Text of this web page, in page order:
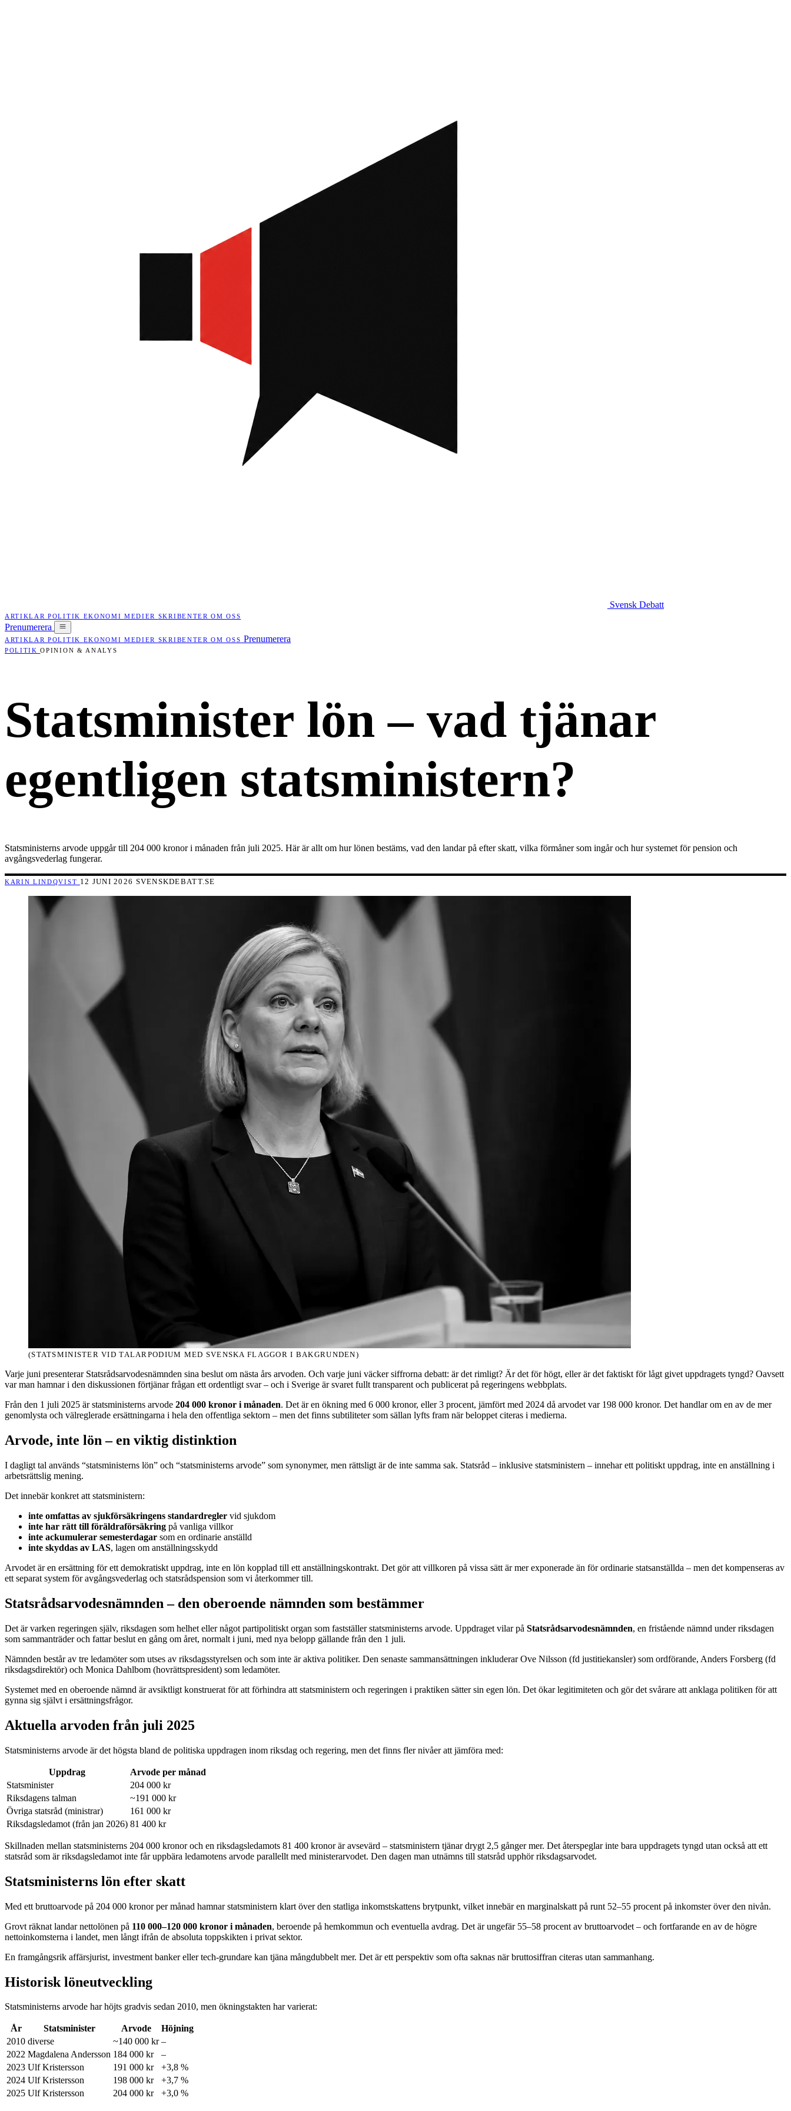
Svensk Debatt
ARTIKLARPOLITIK EKONOMIMEDIER SKRIBENTEROM OSS
Prenumerera
ARTIKLARPOLITIK EKONOMIMEDIER SKRIBENTEROM OSS Prenumerera
POLITIKOPINION & ANALYS
Statsminister lön – vad tjänar
egentligen statsministern?
Statsministerns arvode uppgår till 204 000 kronor i månaden från juli 2025. Här är allt om hur lönen bestäms, vad den landar på efter skatt, vilka förmåner som ingår och hur systemet för pension och
avgångsvederlag fungerar.
KARIN LINDQVIST 12 JUNI 2026 SVENSKDEBATT.SE
(STATSMINISTER VID TALARPODIUM MED SVENSKA FLAGGOR I BAKGRUNDEN)
Varje juni presenterar Statsrådsarvodesnämnden sina beslut om nästa års arvoden. Och varje juni väcker siffrorna debatt: är det rimligt? Är det för högt, eller är det faktiskt för lågt givet uppdragets tyngd? Oavsett
var man hamnar i den diskussionen förtjänar frågan ett ordentligt svar – och i Sverige är svaret fullt transparent och publicerat på regeringens webbplats.
Från den 1 juli 2025 är statsministerns arvode 204 000 kronor i månaden. Det är en ökning med 6 000 kronor, eller 3 procent, jämfört med 2024 då arvodet var 198 000 kronor. Det handlar om en av de mer
genomlysta och välreglerade ersättningarna i hela den offentliga sektorn – men det finns subtiliteter som sällan lyfts fram när beloppet citeras i medierna.
Arvode, inte lön – en viktig distinktion
I dagligt tal används “statsministerns lön” och “statsministerns arvode” som synonymer, men rättsligt är de inte samma sak. Statsråd – inklusive statsministern – innehar ett politiskt uppdrag, inte en anställning i
arbetsrättslig mening.
Det innebär konkret att statsministern:
inte omfattas av sjukförsäkringens standardregler vid sjukdom
inte har rätt till föräldraförsäkring på vanliga villkor
inte ackumulerar semesterdagar som en ordinarie anställd
inte skyddas av LAS, lagen om anställningsskydd
Arvodet är en ersättning för ett demokratiskt uppdrag, inte en lön kopplad till ett anställningskontrakt. Det gör att villkoren på vissa sätt är mer exponerade än för ordinarie statsanställda – men det kompenseras av
ett separat system för avgångsvederlag och statsrådspension som vi återkommer till.
Statsrådsarvodesnämnden – den oberoende nämnden som bestämmer
Det är varken regeringen själv, riksdagen som helhet eller något partipolitiskt organ som fastställer statsministerns arvode. Uppdraget vilar på Statsrådsarvodesnämnden, en fristående nämnd under riksdagen
som sammanträder och fattar beslut en gång om året, normalt i juni, med nya belopp gällande från den 1 juli.
Nämnden består av tre ledamöter som utses av riksdagsstyrelsen och som inte är aktiva politiker. Den senaste sammansättningen inkluderar Ove Nilsson (fd justitiekansler) som ordförande, Anders Forsberg (fd
riksdagsdirektör) och Monica Dahlbom (hovrättspresident) som ledamöter.
Systemet med en oberoende nämnd är avsiktligt konstruerat för att förhindra att statsministern och regeringen i praktiken sätter sin egen lön. Det ökar legitimiteten och gör det svårare att anklaga politiken för att
gynna sig självt i ersättningsfrågor.
Aktuella arvoden från juli 2025
Statsministerns arvode är det högsta bland de politiska uppdragen inom riksdag och regering, men det finns fler nivåer att jämföra med:
Uppdrag
Arvode per månad
Statsminister
204 000 kr
Riksdagens talman
~191 000 kr
Övriga statsråd (ministrar)
161 000 kr
Riksdagsledamot (från jan 2026) 81 400 kr
Skillnaden mellan statsministerns 204 000 kronor och en riksdagsledamots 81 400 kronor är avsevärd – statsministern tjänar drygt 2,5 gånger mer. Det återspeglar inte bara uppdragets tyngd utan också att ett
statsråd som är riksdagsledamot inte får uppbära ledamotens arvode parallellt med ministerarvodet. Den dagen man utnämns till statsråd upphör riksdagsarvodet.
Statsministerns lön efter skatt
Med ett bruttoarvode på 204 000 kronor per månad hamnar statsministern klart över den statliga inkomstskattens brytpunkt, vilket innebär en marginalskatt på runt 52–55 procent på inkomster över den nivån.
Grovt räknat landar nettolönen på 110 000–120 000 kronor i månaden, beroende på hemkommun och eventuella avdrag. Det är ungefär 55–58 procent av bruttoarvodet – och fortfarande en av de högre
nettoinkomsterna i landet, men långt ifrån de absoluta toppskikten i privat sektor.
En framgångsrik affärsjurist, investment banker eller tech-grundare kan tjäna mångdubbelt mer. Det är ett perspektiv som ofta saknas när bruttosiffran citeras utan sammanhang.
Historisk löneutveckling
Statsministerns arvode har höjts gradvis sedan 2010, men ökningstakten har varierat:
År Statsminister Arvode
Höjning
2010 diverse ~140 000 kr –
2022 Magdalena Andersson 184 000 kr
–
2023 Ulf Kristersson 191 000 kr
+3,8 %
2024 Ulf Kristersson 198 000 kr
+3,7 %
2025 Ulf Kristersson 204 000 kr +3,0 %